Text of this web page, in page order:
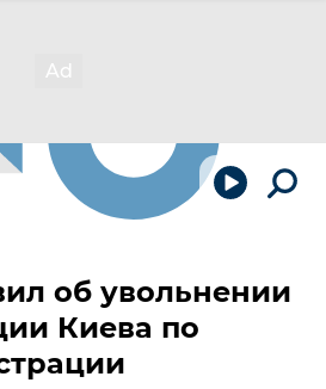
об увольнении
Киева по